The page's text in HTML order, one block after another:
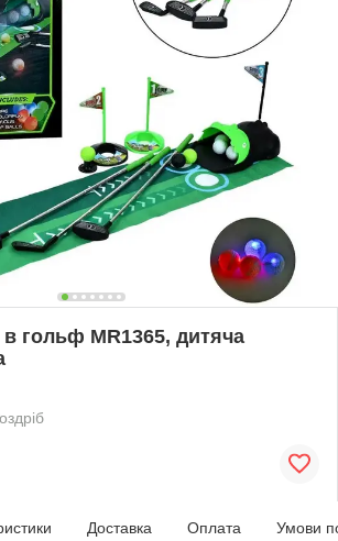
в гольф MR1365, дитяча
Доставка Оплата Умови